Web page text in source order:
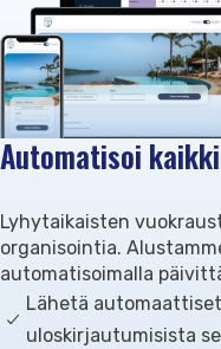
Automatisoi
Lyhytaikaisten
organisointia.
automatisoimalla
Lähetä
uloskirjautumisista